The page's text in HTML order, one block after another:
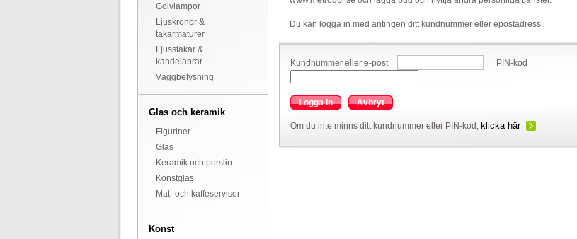
Golvlampor
Ljuskronor &
takarmaturer
Ljusstakar &
kandelabrar
Väggbelysning
Glas och keramik
Figuriner
Glas
Keramik och porslin
Konstglas
Mat- och kaffeserviser
Konst
Du kan logga in med antingen ditt kundnummer eller epostadress.
Kundnummer eller e-post PIN-kod
Logga in Avbryt
Om du inte minns ditt kundnummer eller PIN-kod, klicka här